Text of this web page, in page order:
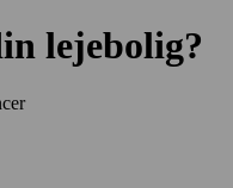
lejebolig?